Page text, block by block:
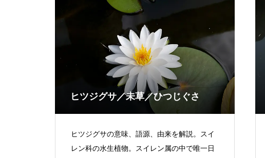
ヒツジグサ／未草／ひつじぐさ
ヒツジグサの意味、語源、由来を解説。スイ
レン科の水生植物。スイレン属の中で唯一日